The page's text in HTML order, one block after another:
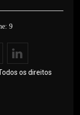
9
os direitos